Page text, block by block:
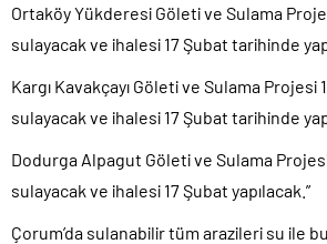
Ortaköy Yükderesi Göleti ve Sulama
sulayacak ve ihalesi 17 Şubat tarihinde
Kargı Kavakçayı Göleti ve Sulama Projesi
sulayacak ve ihalesi 17 Şubat tarihinde
Dodurga Alpagut Göleti ve Sulama
sulayacak ve ihalesi 17 Şubat yapılacak.”
Çorum’da sulanabilir tüm arazileri su ile